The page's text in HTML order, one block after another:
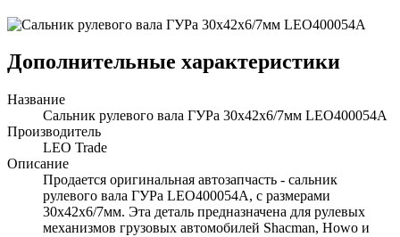
Дополнительные характеристики
Название
Сальник рулевого вала ГУРа 30x42x6/7мм LEO400054A
Производитель
LEO Trade
Описание
Продается оригинальная автозапчасть - сальник
рулевого вала ГУРа LEO400054A, с размерами
30x42x6/7мм. Эта деталь предназначена для рулевых
механизмов грузовых автомобилей Shacman, Howo и